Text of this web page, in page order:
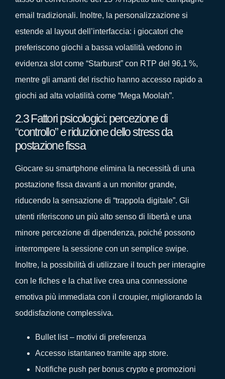
email tradizionali. Inoltre, la personalizzazione si
estende al layout dell’interfaccia: i giocatori che
preferiscono giochi a bassa volatilità vedono in
evidenza slot come “Starburst” con RTP del 96,1 %,
mentre gli amanti del rischio hanno accesso rapido a
giochi ad alta volatilità come “Mega Moolah”.
2.3 Fattori psicologici: percezione di
“controllo” e riduzione dello stress da
postazione fissa
Giocare su smartphone elimina la necessità di una
postazione fissa davanti a un monitor grande,
riducendo la sensazione di “trappola digitale”. Gli
utenti riferiscono un più alto senso di libertà e una
minore percezione di dipendenza, poiché possono
interrompere la sessione con un semplice swipe.
Inoltre, la possibilità di utilizzare il touch per interagire
con le fiches e la chat live crea una connessione
emotiva più immediata con il croupier, migliorando la
soddisfazione complessiva.
Bullet list – motivi di preferenza
Accesso istantaneo tramite app store.
Notifiche push per bonus crypto e promozioni